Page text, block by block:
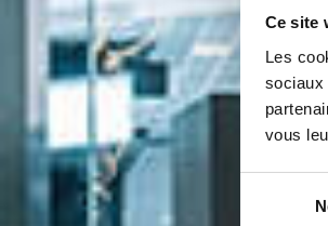
Ce site
Les
sociaux
vous